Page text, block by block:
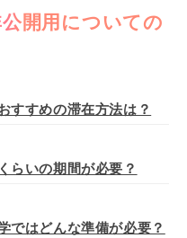
開用についての
すすめの滞在方法は？
らいの期間が必要？
ではどんな準備が必要？